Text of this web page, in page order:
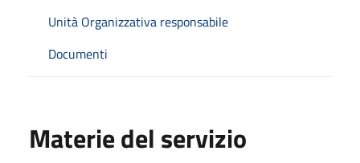
Unità Organizzativa responsabile
Documenti
Materie del servizio